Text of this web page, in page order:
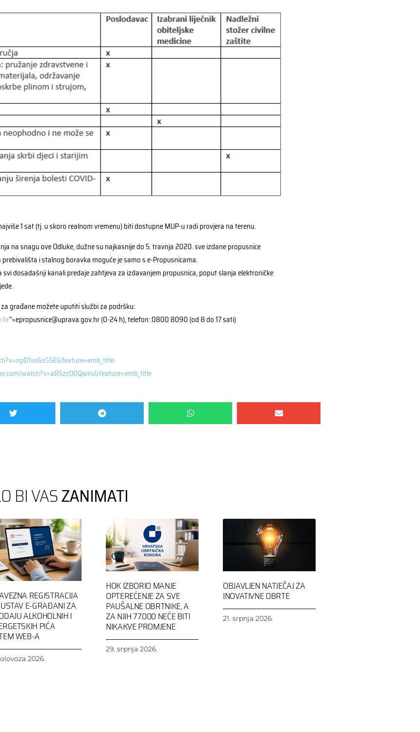
1 sat (tj. u skoro realnom vremenu) biti dostupne MUP-u radi provjera na terenu.
na snagu ove Odluke, dužne su najkasnije do 5. travnja 2020. sve izdane propusnice
i stalnog boravka moguće je samo s e-Propusnicama.
dosadašnji kanali predaje zahtjeva za izdavanjem propusnica, poput slanja elektroničke
građane možete uputiti službi za podršku:
“>epropusnice@uprava.gov.hr (0-24 h), telefon: 0800 8090 (od 8 do 17 sati)
watch?v=aR5zcO0Qwks&feature=emb_title
BI VASZANIMATI
REGISTRACIJA
E-GRAĐANI ZA
ALKOHOLNIH I
PIĆA
WEB-A
2026.
HOK IZBORIO MANJE
OPTEREĆENJE ZA SVE
PAUŠALNE OBRTNIKE, A
ZA NJIH 77.000 NEĆE BITI
NIKAKVE PROMJENE
29. srpnja 2026.
OBJAVLJEN NATJEČAJ ZA
INOVATIVNE OBRTE
21. srpnja 2026.